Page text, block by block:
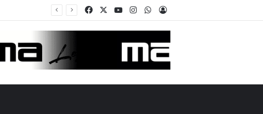
FacebookYou TubeInstagramWhatsApp
Accedi